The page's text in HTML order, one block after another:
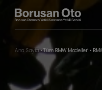
Ana Sayfa•Tüm BMW Modelleri •